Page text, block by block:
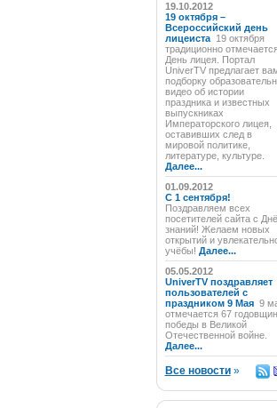
19.10.2012
19 октября –
Всероссийский день
лицеиста 19 октября
традиционно отмечается
День лицея. Портал
UniverTV предлагает
подборку
видео об истории
праздника и известных
выпускниках
Императорского лицея,
оставивших след в
мировой политике,
литературе, культуре.
Далее...
01.09.2012
C 1 сентября!
Поздравляем всех
посетителей сайта с
знаний! Желаем новых
открытий и
учёбы! Далее...
05.05.2012
UniverTV поздравляет
пользователей с
праздником 9 Мая 9
отмечается 67
победы в Великой
Отечественной войне.
Далее...
Все новости»